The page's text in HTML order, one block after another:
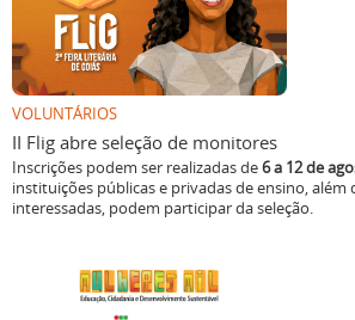
VOLUNTÁRIOS
II Flig abre seleção de monitores
Inscrições podem ser realizadas de6 a 12 de
instituições públicas e privadas de ensino, além
interessadas, podem participar da seleção.